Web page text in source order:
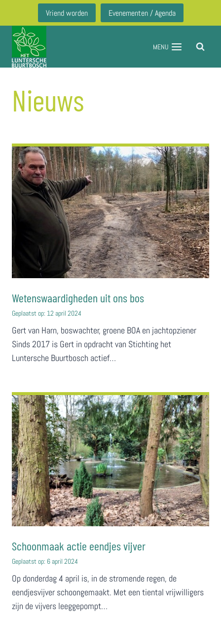
inhoud
Vriend worden Evenementen / Agenda
MENU
Nieuws
Wetenswaardigheden uit ons bos
Geplaatst op: 12 april 2024
Gert van Harn, boswachter, groene BOA en jachtopziener
Sinds 2017 is Gert in opdracht van Stichting het
Luntersche Buurtbosch actief…
Schoonmaak actie eendjes vijver
Geplaatst op: 6 april 2024
Op donderdag 4 april is, in de stromende regen, de
eendjesvijver schoongemaakt. Met een tiental vrijwilligers
zijn de vijvers leeggepompt…